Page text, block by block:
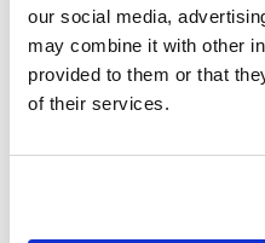
our social media,
may combine it with other
provided to them or that
of their services.
あなたが歩んだすべての足跡
すべての笑顔は、コランタで
サラダンピアは、コランタの
気ある雰囲気、そしてエキサ
てくれます。日常の瞬間が素